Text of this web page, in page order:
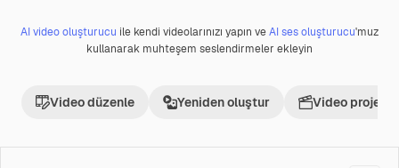
Premium
AI video oluşturucu ile kendi videolarınızı yapın veAI ses oluşturucu'muz
kullanarak muhteşem seslendirmeler ekleyin
Video düzenle Yeniden oluştur Video projesi